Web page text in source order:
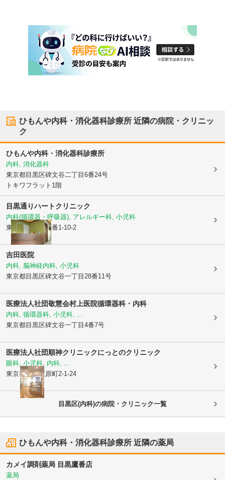
ひもんや内科・消化器科診療所 近隣の病院・クリニッ
ク
ひもんや内科・消化器科診療所
内科, 消化器科
東京都目黒区碑文谷二丁目6番24号
トキワフラット1階
目黒通りハートクリニック
内科(循環器・呼吸器), アレルギー科, 小児科
東京都目黒区鷹番1-10-2
吉田医院
内科, 脳神経内科, 小児科
東京都目黒区碑文谷一丁目28番11号
医療法人社団敬慧会村上医院循環器科・内科
内科, 循環器科, 小児科, ...
東京都目黒区碑文谷一丁目4番7号
医療法人社団順神クリニックにっとのクリニック
眼科, 小児科, 内科, ...
東京都目黒区原町2-1-24
目黒区(内科)の病院・クリニック一覧
ひもんや内科・消化器科診療所 近隣の薬局
カメイ調剤薬局 目黒鷹番店
薬局